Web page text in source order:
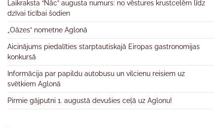
Laikraksta “Nāc” augusta numurs: no vēstures krustcelēm līdz
dzīvai ticībai šodien
„Oāzes” nometne Aglonā
Aicinājums piedalīties starptautiskajā Eiropas gastronomijas
konkursā
Informācija par papildu autobusu un vilcienu reisiem uz
svētkiem Aglonā
Pirmie gājputni 1. augustā devušies ceļā uz Aglonu!